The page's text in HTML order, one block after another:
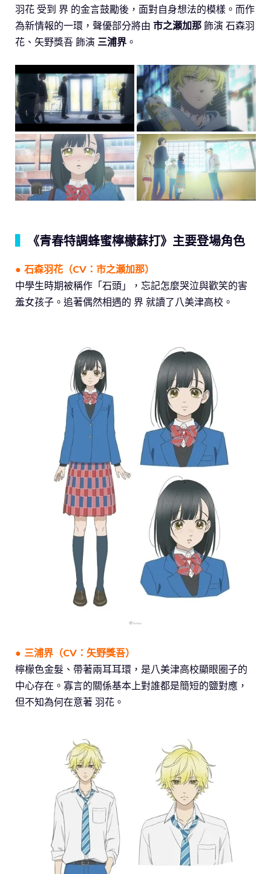
羽花 受到 界 的金言鼓勵後，面對自身想法的模樣。而作
為新情報的一環，聲優部分將由 市之瀬加那 飾演 石森羽
花、矢野獎吾 飾演 三浦界 。
《青春特調蜂蜜檸檬蘇打》主要登場角色
● 石森羽花（CV：市之瀬加那）
中學生時期被稱作「石頭」，忘記怎麼哭泣與歡笑的害
羞女孩子。追著偶然相遇的 界 就讀了八美津高校。
● 三浦界（CV：矢野獎吾）
檸檬色金髮、帶著兩耳耳環，是八美津高校顯眼圈子的
中心存在。寡言的關係基本上對誰都是簡短的鹽對應，
但不知為何在意著 羽花。